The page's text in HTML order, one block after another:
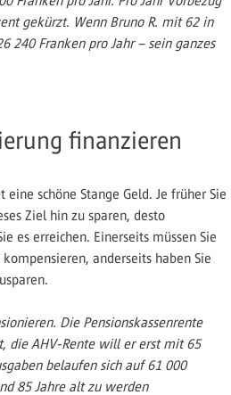
gekürzt. Wenn Bruno R. mit 62 in
240 Franken pro Jahr – sein ganzes
finanzieren
schöne Stange Geld. Je früher Sie
Ziel hin zu sparen, desto
es erreichen. Einerseits müssen Sie
anderseits haben Sie
Die Pensionskassenrente
die AHV-Rente will er erst mit 65
belaufen sich auf 61 000
85 Jahre alt zu werden